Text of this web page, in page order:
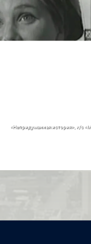
«Непридуманная история», к/с